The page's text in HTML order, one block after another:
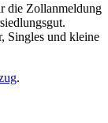
die Zollanmeldung
Singles und kleine
.